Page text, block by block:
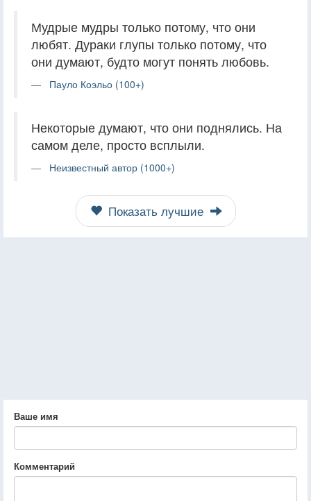
Мудрые мудры только потому, что они
любят. Дураки глупы только потому, что
они думают, будто могут понять любовь.
Пауло Коэльо (100+)
Некоторые думают, что они поднялись. На
самом деле, просто всплыли.
Неизвестный автор (1000+)
Показать лучшие
Ваше имя
Комментарий